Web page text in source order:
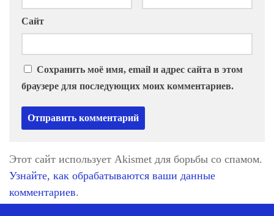
Сайт
Сохранить моё имя, email и адрес сайта в этом
браузере для последующих моих комментариев.
Этот сайт использует Akismet для борьбы со спамом.
Узнайте, как обрабатываются ваши данные
комментариев.